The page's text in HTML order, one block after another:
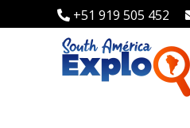
+51 919 505 452